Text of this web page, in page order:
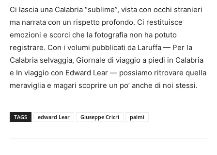
Ci lascia una Calabria “sublime”, vista con occhi stranieri
ma narrata con un rispetto profondo. Ci restituisce
emozioni e scorci che la fotografia non ha potuto
registrare. Con i volumi pubblicati da Laruffa — Per la
Calabria selvaggia, Giornale di viaggio a piedi in Calabria
e In viaggio con Edward Lear — possiamo ritrovare quella
meraviglia e magari scoprire un po’ anche di noi stessi.
TAGS edward Lear Giuseppe Cricrì palmi